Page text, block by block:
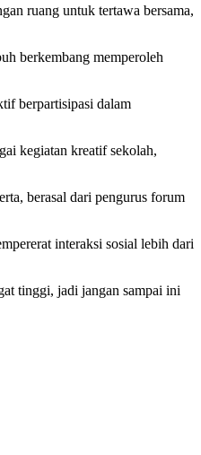
ruang untuk tertawa bersama,
berkembang memperoleh
berpartisipasi dalam
kegiatan kreatif sekolah,
berasal dari pengurus forum
interaksi sosial lebih dari
tinggi, jadi jangan sampai ini